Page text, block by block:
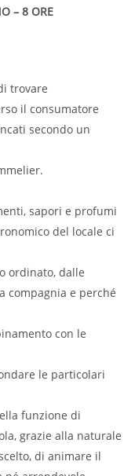
– 8 ORE
trovare
il consumatore
secondo un
sapori e profumi
del locale ci
ordinato, dalle
compagnia e perché
con le
le particolari
funzione di
grazie alla naturale
di animare il